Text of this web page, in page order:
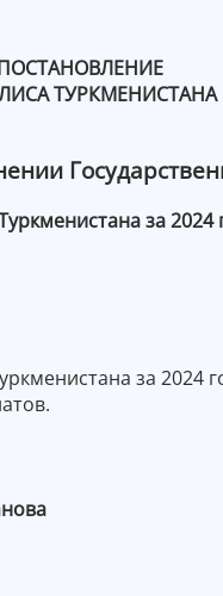
ТУРКМЕНИСТАНА
за 2024
за 2024